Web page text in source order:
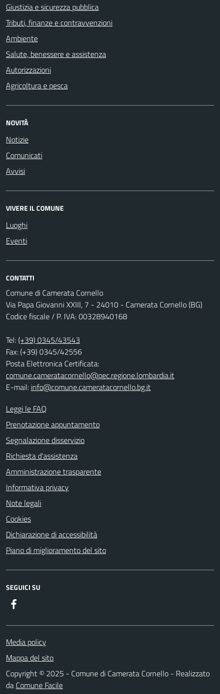
Giustizia e sicurezza pubblica
Tributi, finanze e contravvenzioni
Ambiente
Salute, benessere e assistenza
Autorizzazioni
Agricoltura e pesca
NOVITÀ
Notizie
Comunicati
Avvisi
VIVERE IL COMUNE
Luoghi
Eventi
CONTATTI
Comune di Camerata Cornello
Via Papa Giovanni XXIII, 7 - 24010 - Camerata Cornello (BG)
Codice fiscale / P. IVA: 00328940168
Tel:(+39) 0345/43543
Fax: (+39) 0345/42556
Posta Elettronica Certificata:
comune.cameratacornello@pec.regione.lombardia.it
E-mail: info@comune.cameratacornello.bg.it
Leggi le FAQ
Prenotazione appuntamento
Segnalazione disservizio
Richiesta d'assistenza
Amministrazione trasparente
Informativa privacy
Note legali
Cookies
Dichiarazione di accessibilità
Piano di miglioramento del sito
SEGUICI SU
Media policy
Mappa del sito
Copyright © 2025 - Comune di Camerata Cornello - Realizzato
da Comune Facile